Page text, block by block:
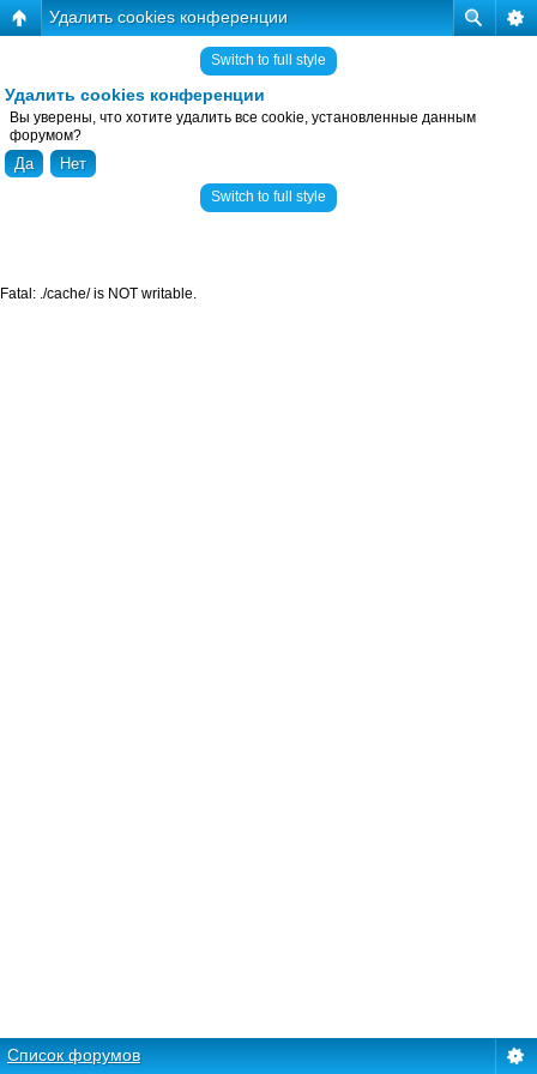
Удалить cookies конференции
Switch to full style
Удалить cookies конференции
Вы уверены, что хотите удалить все cookie, установленные данным
форумом?
Switch to full style
Список форумов
Fatal: ./cache/ is NOT writable.